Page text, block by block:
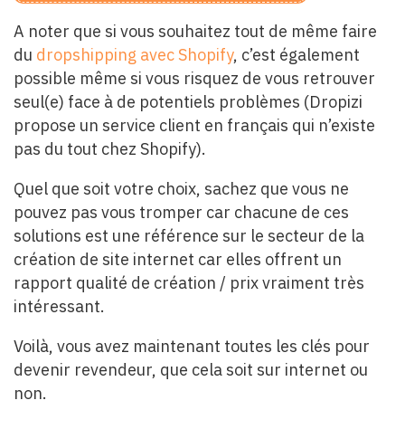
A noter que si vous souhaitez tout de même faire
du dropshipping avec Shopify, c’est également
possible même si vous risquez de vous retrouver
seul(e) face à de potentiels problèmes (Dropizi
propose un service client en français qui n’existe
pas du tout chez Shopify).
Quel que soit votre choix, sachez que vous ne
pouvez pas vous tromper car chacune de ces
solutions est une référence sur le secteur de la
création de site internet car elles offrent un
rapport qualité de création / prix vraiment très
intéressant.
Voilà, vous avez maintenant toutes les clés pour
devenir revendeur, que cela soit sur internet ou
non.